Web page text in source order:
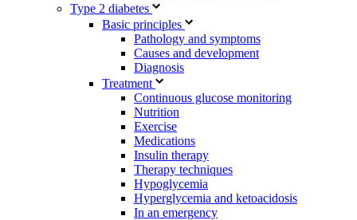
Type 2 diabetes
Basic principles
Pathology and symptoms
Causes and development
Diagnosis
Treatment
Continuous glucose monitoring
Nutrition
Exercise
Medications
Insulin therapy
Therapy techniques
Hypoglycemia
Hyperglycemia and ketoacidosis
In an emergency